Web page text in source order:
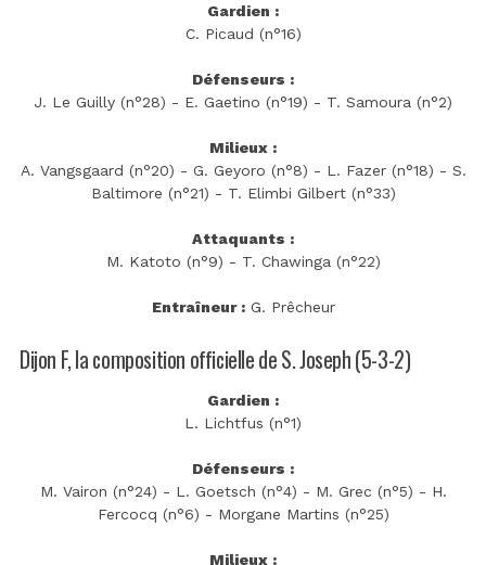
Gardien :
C. Picaud (n°16)
Défenseurs :
J. Le Guilly (n°28) - E. Gaetino (n°19) - T. Samoura (n°2)
Milieux :
A. Vangsgaard (n°20) - G. Geyoro (n°8) - L. Fazer (n°18) - S.
Baltimore (n°21) - T. Elimbi Gilbert (n°33)
Attaquants :
M. Katoto (n°9) - T. Chawinga (n°22)
Entraîneur :G. Prêcheur
Dijon F, la composition officielle de S. Joseph (5-3-2)
Gardien :
L. Lichtfus (n°1)
Défenseurs :
M. Vairon (n°24) - L. Goetsch (n°4) - M. Grec (n°5) - H.
Fercocq (n°6) - Morgane Martins (n°25)
Milieux :